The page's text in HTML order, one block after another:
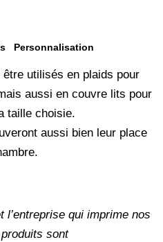
Personnalisation
utilisés en plaids pour
aussi en couvre lits pour
taille choisie.
aussi bien leur place
l’entreprise qui imprime nos
sont